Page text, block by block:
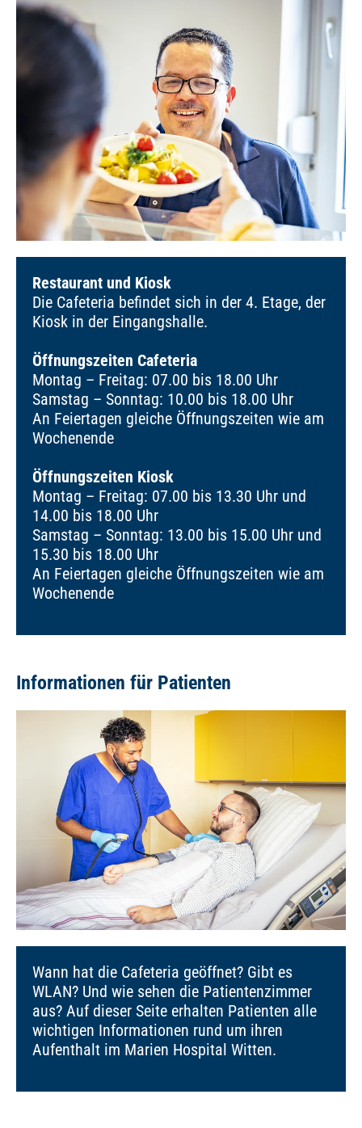
Restaurant und Kiosk
Die Cafeteria befindet sich in der 4. Etage, der
Kiosk in der Eingangshalle.
Öffnungszeiten Cafeteria
Montag – Freitag: 07.00 bis 18.00 Uhr
Samstag – Sonntag: 10.00 bis 18.00 Uhr
An Feiertagen gleiche Öffnungszeiten wie am
Wochenende
Öffnungszeiten Kiosk
Montag – Freitag: 07.00 bis 13.30 Uhr und
14.00 bis 18.00 Uhr
Samstag – Sonntag: 13.00 bis 15.00 Uhr und
15.30 bis 18.00 Uhr
An Feiertagen gleiche Öffnungszeiten wie am
Wochenende
Informationen für Patienten
Wann hat die Cafeteria geöffnet? Gibt es
WLAN? Und wie sehen die Patientenzimmer
aus? Auf dieser Seite erhalten Patienten alle
wichtigen Informationen rund um ihren
Aufenthalt im Marien Hospital Witten.